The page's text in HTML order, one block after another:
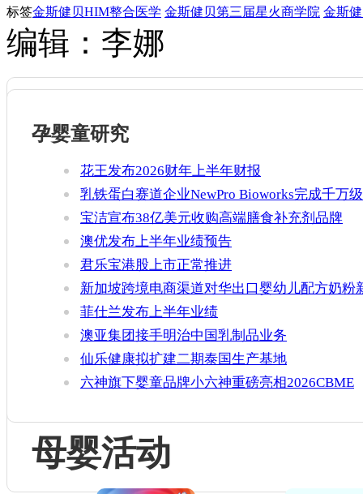
标签金斯健贝HIM整合医学 金斯健贝第三届星火商学院 金斯
编辑：李娜
孕婴童研究
花王发布2026财年上半年财报
乳铁蛋白赛道企业NewPro Bioworks完成千万级
融资
宝洁宣布38亿美元收购高端膳食补充剂品牌
Thorne
澳优发布上半年业绩预告
君乐宝港股上市正常推进
新加坡跨境电商渠道对华出口婴幼儿配方奶粉
增官方健康证书通关要求
菲仕兰发布上半年业绩
澳亚集团接手明治中国乳制品业务
仙乐健康拟扩建二期泰国生产基地
六神旗下婴童品牌小六神重磅亮相2026CBME
母婴活动